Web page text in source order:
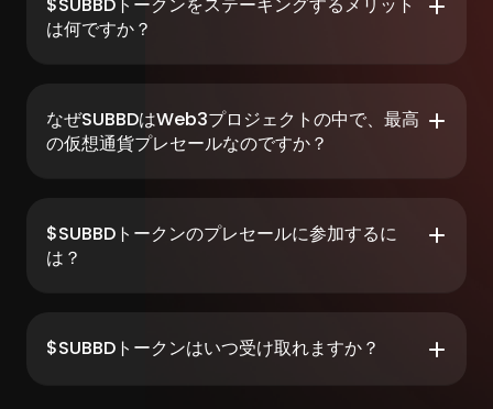
$SUBBDトークンをステーキングするメリット
は何ですか？
なぜSUBBDはWeb3プロジェクトの中で、最高
の仮想通貨プレセールなのですか？
$SUBBDトークンのプレセールに参加するに
は？
$SUBBDトークンはいつ受け取れますか？